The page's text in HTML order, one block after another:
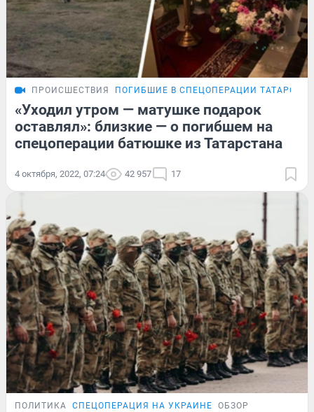
ПРОИСШЕСТВИЯ ПОГИБШИЕ В СПЕЦОПЕРАЦИИ
«Уходил утром — матушке подарок
оставлял»: близкие — о погибшем на
спецоперации батюшке из Татарстана
4 октября, 2022, 07:24 42 957 17
ПОЛИТИКА СПЕЦОПЕРАЦИЯ НА УКРАИНЕ ОБЗОР